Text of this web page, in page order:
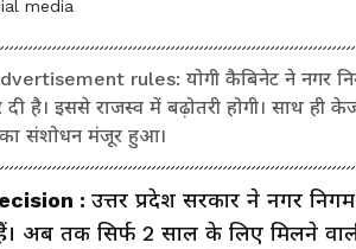
media
rules: योगी कैबिनेट ने नगर
है। इससे राजस्व में बढ़ोतरी होगी। साथ ही
का संशोधन मंजूर हुआ।
: उत्तर प्रदेश सरकार ने नगर
अब तक सिर्फ 2 साल के लिए मिलने